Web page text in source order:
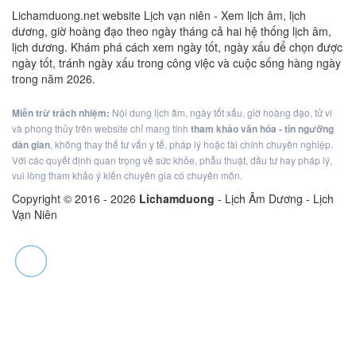
Lichamduong.net website Lịch vạn niên - Xem lịch âm, lịch
dương, giờ hoàng đạo theo ngày tháng cả hai hệ thống lịch âm,
lịch dương. Khám phá cách xem ngày tốt, ngày xấu để chọn được
ngày tốt, tránh ngày xấu trong công việc và cuộc sống hàng ngày
trong năm 2026.
Miễn trừ trách nhiệm: Nội dung lịch âm, ngày tốt xấu, giờ hoàng đạo, tử vi
và phong thủy trên website chỉ mang tính tham khảo văn hóa - tín ngưỡng
dân gian, không thay thế tư vấn y tế, pháp lý hoặc tài chính chuyên nghiệp.
Với các quyết định quan trọng về sức khỏe, phẫu thuật, đầu tư hay pháp lý,
vui lòng tham khảo ý kiến chuyên gia có chuyên môn.
Copyright © 2016 - 2026 Lichamduong - Lịch Âm Dương - Lịch
Vạn Niên